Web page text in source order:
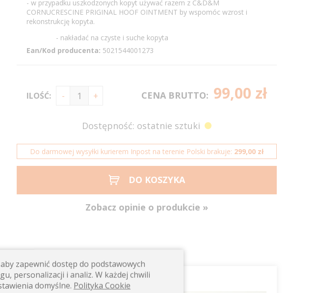
- w przypadku uszkodzonych kopyt używać razem z C&D&M
CORNUCRESCINE PRIGINAL HOOF OINTMENT by wspomóc wzrost i
rekonstrukcję kopyta.
- nakładać na czyste i suche kopyta
Ean/Kod producenta: 5021544001273
ILOŚĆ: CENA BRUTTO: 99,00 zł
Dostępność: ostatnie sztuki
Do darmowej wysyłki kurierem Inpost na terenie Polski brakuje: 299,00 zł
DO KOSZYKA
Zobacz opinie o produkcie »
500ml
zapewnić dostęp do podstawowych
personalizacji i analiz. W każdej chwili
domyślne. Polityka Cookie